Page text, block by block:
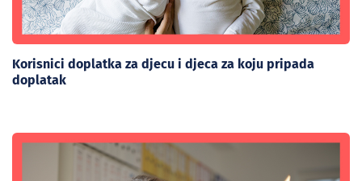
Korisnici doplatka za djecu i djeca za koju pripada
doplatak